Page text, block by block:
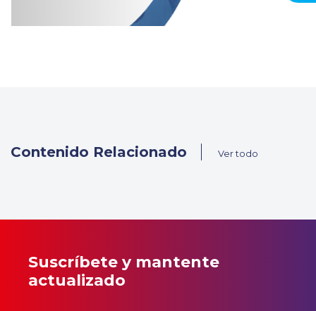
Contenido Relacionado Ver todo
Suscríbete y mantente
actualizado